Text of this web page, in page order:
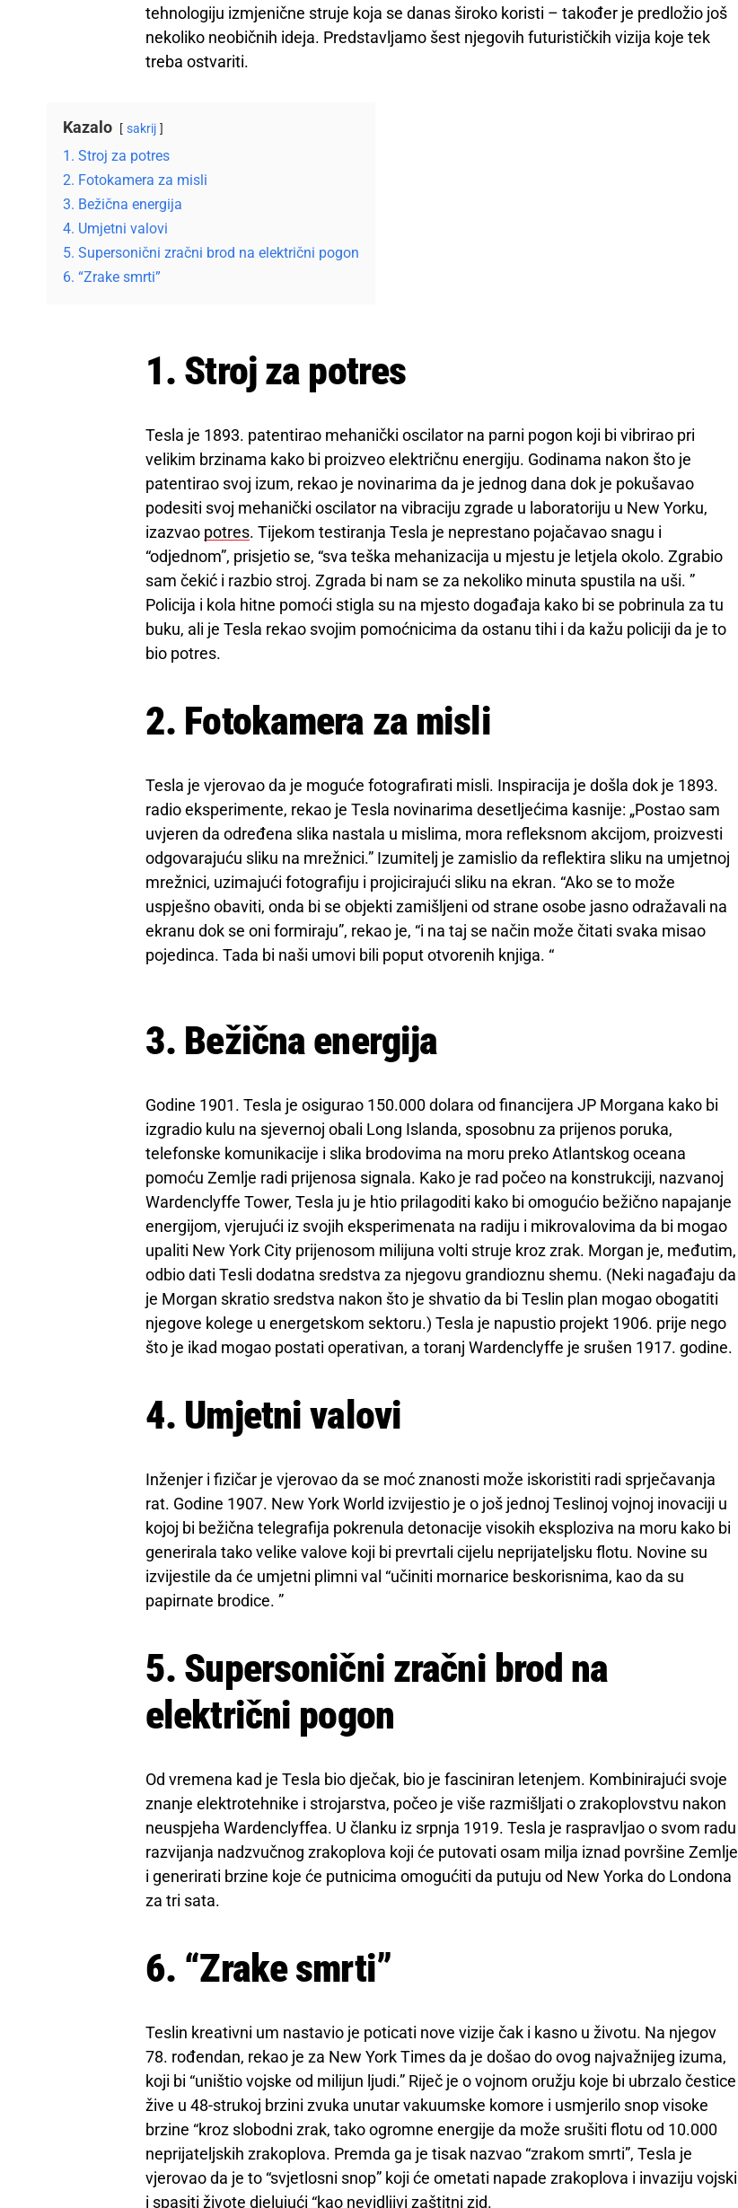
tehnologiju izmjenične struje koja se danas široko koristi – također je predložio još
nekoliko neobičnih ideja. Predstavljamo šest njegovih futurističkih vizija koje tek
treba ostvariti.
Kazalo sakrij
1. Stroj za potres
2. Fotokamera za misli
3. Bežična energija
4. Umjetni valovi
5. Supersonični zračni brod na električni pogon
6. “Zrake smrti”
1. Stroj za potres
Tesla je 1893. patentirao mehanički oscilator na parni pogon koji bi vibrirao pri
velikim brzinama kako bi proizveo električnu energiju. Godinama nakon što je
patentirao svoj izum, rekao je novinarima da je jednog dana dok je pokušavao
podesiti svoj mehanički oscilator na vibraciju zgrade u laboratoriju u New Yorku,
izazvao potres. Tijekom testiranja Tesla je neprestano pojačavao snagu i
“odjednom”, prisjetio se, “sva teška mehanizacija u mjestu je letjela okolo. Zgrabio
sam čekić i razbio stroj. Zgrada bi nam se za nekoliko minuta spustila na uši. ”
Policija i kola hitne pomoći stigla su na mjesto događaja kako bi se pobrinula za tu
buku, ali je Tesla rekao svojim pomoćnicima da ostanu tihi i da kažu policiji da je to
bio potres.
2. Fotokamera za misli
Tesla je vjerovao da je moguće fotografirati misli. Inspiracija je došla dok je 1893.
radio eksperimente, rekao je Tesla novinarima desetljećima kasnije: „Postao sam
uvjeren da određena slika nastala u mislima, mora refleksnom akcijom, proizvesti
odgovarajuću sliku na mrežnici.” Izumitelj je zamislio da reflektira sliku na umjetnoj
mrežnici, uzimajući fotografiju i projicirajući sliku na ekran. “Ako se to može
uspješno obaviti, onda bi se objekti zamišljeni od strane osobe jasno odražavali na
ekranu dok se oni formiraju”, rekao je, “i na taj se način može čitati svaka misao
pojedinca. Tada bi naši umovi bili poput otvorenih knjiga. “
3. Bežična energija
Godine 1901. Tesla je osigurao 150.000 dolara od financijera JP Morgana kako bi
izgradio kulu na sjevernoj obali Long Islanda, sposobnu za prijenos poruka,
telefonske komunikacije i slika brodovima na moru preko Atlantskog oceana
pomoću Zemlje radi prijenosa signala. Kako je rad počeo na konstrukciji, nazvanoj
Wardenclyffe Tower, Tesla ju je htio prilagoditi kako bi omogućio bežično napajanje
energijom, vjerujući iz svojih eksperimenata na radiju i mikrovalovima da bi mogao
upaliti New York City prijenosom milijuna volti struje kroz zrak. Morgan je, međutim,
odbio dati Tesli dodatna sredstva za njegovu grandioznu shemu. (Neki nagađaju da
je Morgan skratio sredstva nakon što je shvatio da bi Teslin plan mogao obogatiti
njegove kolege u energetskom sektoru.) Tesla je napustio projekt 1906. prije nego
što je ikad mogao postati operativan, a toranj Wardenclyffe je srušen 1917. godine.
4. Umjetni valovi
Inženjer i fizičar je vjerovao da se moć znanosti može iskoristiti radi sprječavanja
rat. Godine 1907. New York World izvijestio je o još jednoj Teslinoj vojnoj inovaciji u
kojoj bi bežična telegrafija pokrenula detonacije visokih eksploziva na moru kako bi
generirala tako velike valove koji bi prevrtali cijelu neprijateljsku flotu. Novine su
izvijestile da će umjetni plimni val “učiniti mornarice beskorisnima, kao da su
papirnate brodice. ”
5. Supersonični zračni brod na
električni pogon
Od vremena kad je Tesla bio dječak, bio je fasciniran letenjem. Kombinirajući svoje
znanje elektrotehnike i strojarstva, počeo je više razmišljati o zrakoplovstvu nakon
neuspjeha Wardenclyffea. U članku iz srpnja 1919. Tesla je raspravljao o svom radu
razvijanja nadzvučnog zrakoplova koji će putovati osam milja iznad površine Zemlje
i generirati brzine koje će putnicima omogućiti da putuju od New Yorka do Londona
za tri sata.
6. “Zrake smrti”
Teslin kreativni um nastavio je poticati nove vizije čak i kasno u životu. Na njegov
78. rođendan, rekao je za New York Times da je došao do ovog najvažnijeg izuma,
koji bi “uništio vojske od milijun ljudi.” Riječ je o vojnom oružju koje bi ubrzalo čestice
žive u 48-strukoj brzini zvuka unutar vakuumske komore i usmjerilo snop visoke
brzine “kroz slobodni zrak, tako ogromne energije da može srušiti flotu od 10.000
neprijateljskih zrakoplova. Premda ga je tisak nazvao “zrakom smrti”, Tesla je
vjerovao da je to “svjetlosni snop” koji će ometati napade zrakoplova i invaziju vojski
i spasiti živote djelujući “kao nevidljivi zaštitni zid.